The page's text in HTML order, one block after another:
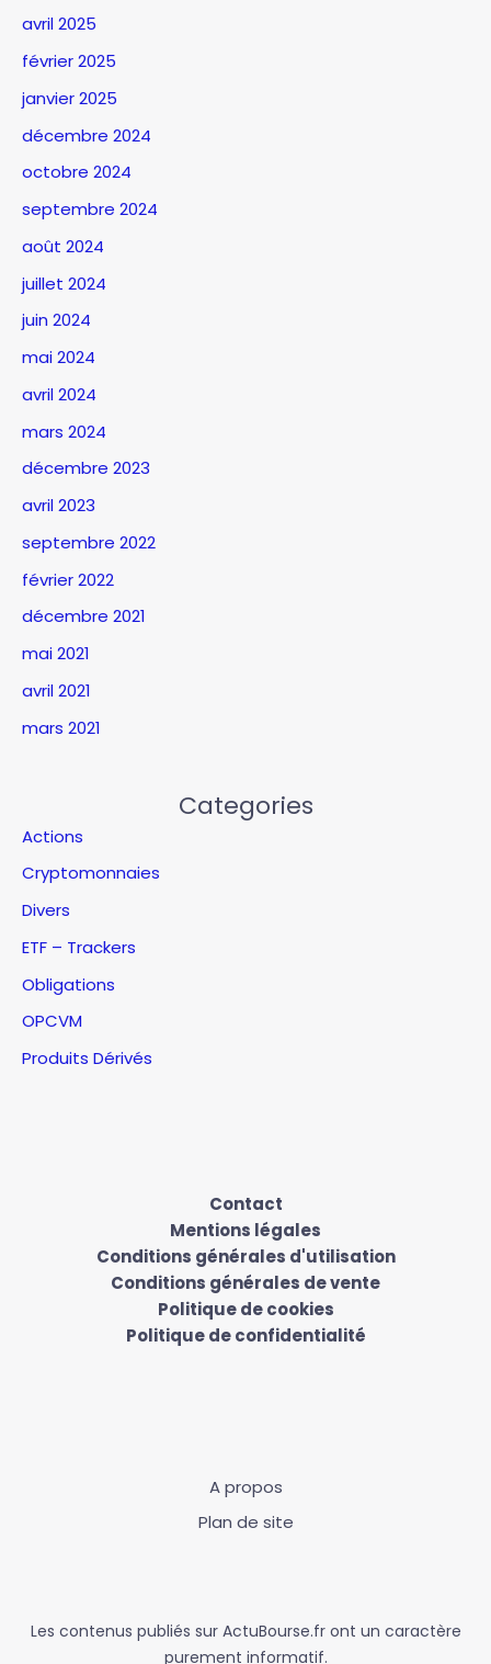
avril 2025
février 2025
janvier 2025
décembre 2024
octobre 2024
septembre 2024
août 2024
juillet 2024
juin 2024
mai 2024
avril 2024
mars 2024
décembre 2023
avril 2023
septembre 2022
février 2022
décembre 2021
mai 2021
avril 2021
mars 2021
Categories
Actions
Cryptomonnaies
Divers
ETF – Trackers
Obligations
OPCVM
Produits Dérivés
Contact
Mentions légales
Conditions générales d'utilisation
Conditions générales de vente
Politique de cookies
Politique de confidentialité
A propos
Plan de site
Les contenus publiés sur ActuBourse.fr ont un caractère
purement informatif.